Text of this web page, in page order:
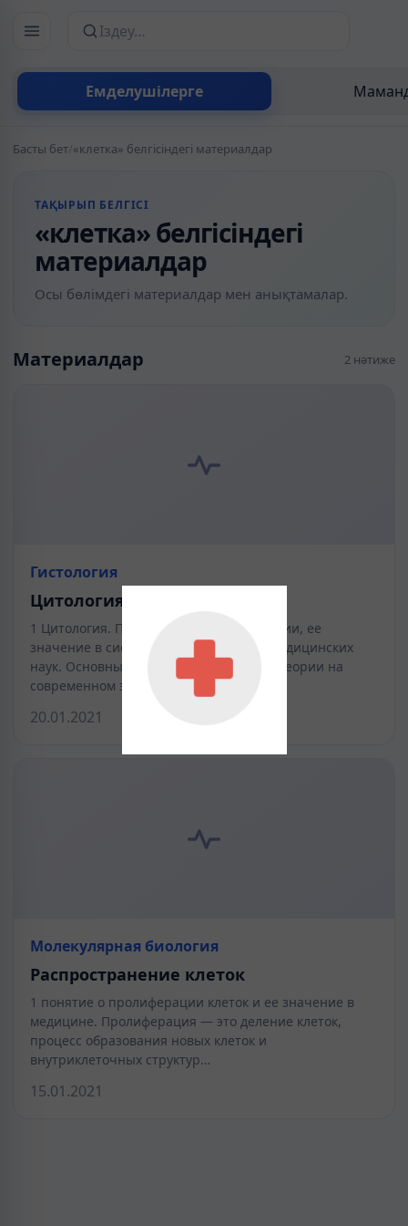
Емделушілерге
Сайттан іздеу
Басты бет/«клетка» белгісіндегі материалдар
ТАҚЫРЫП БЕЛГІСІ
«клетка» белгісіндегі
материалдар
Осы бөлімдегі материалдар мен анықтамалар.
Материалдар 2 нәтиже
Гистология
Цитология
1 Цитология. Предмет и задачи цитологии, ее
значение в системе биологических и медицинских
наук. Основные положения клеточной теории на
современном этапе развития…
20.01.2021
Молекулярная биология
Распространение клеток
1 понятие о пролиферации клеток и ее значение в
медицине. Пролиферация — это деление клеток,
процесс образования новых клеток и
внутриклеточных структур…
15.01.2021